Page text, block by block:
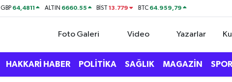
GBP 64,4811 ALTIN 6660.55 BİST13.779 BTC 64.959,79
Foto Galeri Video Yazarlar
HAKKARİ HABER POLİTİKA SAĞLIK MAGAZİN SPOR